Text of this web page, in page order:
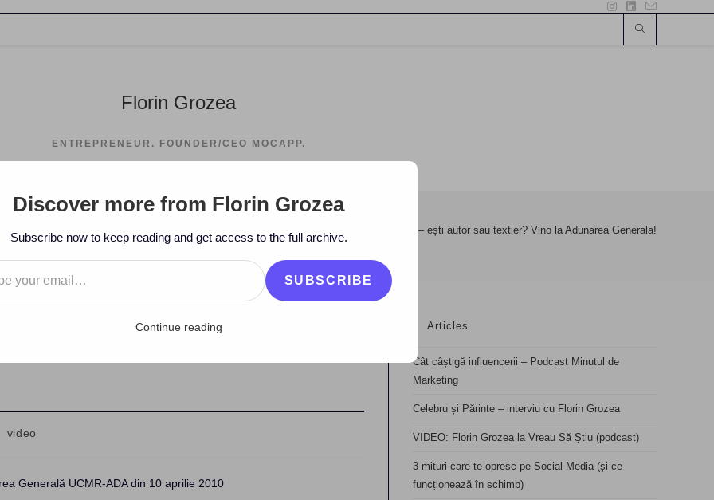
Florin Grozea
ENTREPRENEUR. FOUNDER/CEO MOCAPP.
25 Artisti Drepturile.ro – ești autor sau textier? Vino la Adunarea Generala!
sau textier? Vino la
video
Generală UCMR-ADA din 10 aprilie 2010
Articles
Cât câștigă influencerii – Podcast Minutul de
Marketing
Celebru și Părinte – interviu cu Florin Grozea
VIDEO: Florin Grozea la Vreau Să Știu (podcast)
3 mituri care te opresc pe Social Media (și ce
funcționează în schimb)
Discover more from Florin Grozea
Subscribe now to keep reading and get access to the full archive.
SUBSCRIBE
Continue reading